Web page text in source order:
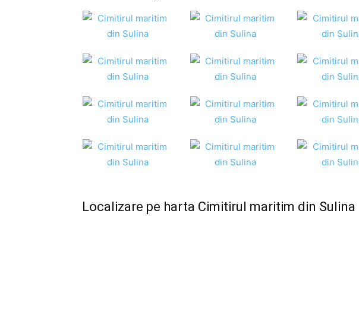
Localizare pe harta Cimitirul maritim din Sulina